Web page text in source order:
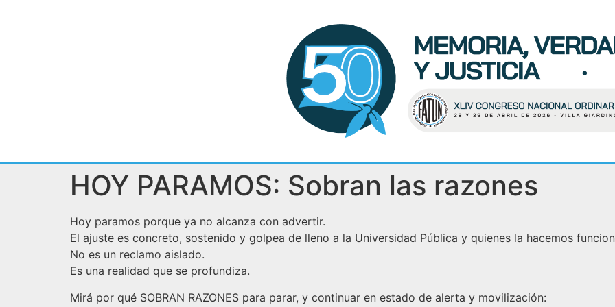
HOY PARAMOS: Sobran las razones
Hoy paramos porque ya no alcanza con advertir.
El ajuste es concreto, sostenido y golpea de lleno a la Universidad Pública y quienes la hacemos
No es un reclamo aislado.
Es una realidad que se profundiza.
Mirá por qué SOBRAN RAZONES para parar, y continuar en estado de alerta y movilización: